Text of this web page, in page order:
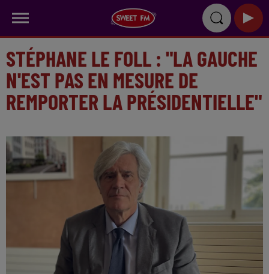
STÉPHANE LE FOLL : "LA GAUCHE
N'EST PAS EN MESURE DE
REMPORTER LA PRÉSIDENTIELLE"